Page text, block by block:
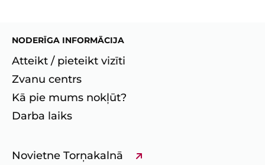
NODERĪGA INFORMĀCIJA
Atteikt / pieteikt vizīti
Zvanu centrs
Kā pie mums nokļūt?
Darba laiks
Novietne Torņakalnā